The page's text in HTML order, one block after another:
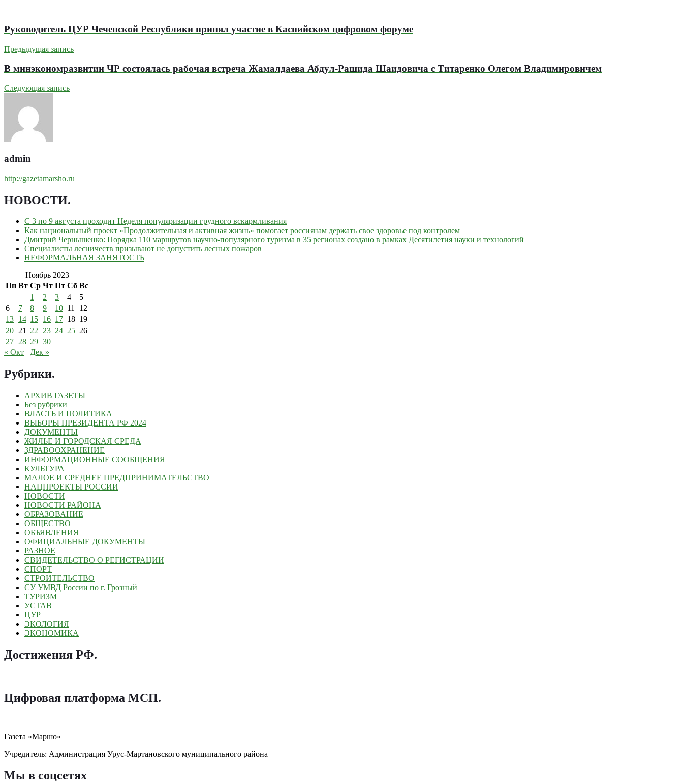
Руководитель ЦУР Чеченской Республики принял участие в Каспийском цифровом форуме
Предыдущая запись
В минэкономразвитии ЧР состоялась рабочая встреча Жамалдаева Абдул-Рашида Шаидовича с Титаренко Олегом Владимировичем
Следующая запись
admin
http://gazetamarsho.ru
НОВОСТИ.
С 3 по 9 августа проходит Неделя популяризации грудного вскармливания
Как национальный проект «Продолжительная и активная жизнь» помогает россиянам держать свое здоровье под контролем
Дмитрий Чернышенко: Порядка 110 маршрутов научно-популярного туризма в 35 регионах создано в рамках Десятилетия науки и технологий
Специалисты лесничеств призывают не допустить лесных пожаров
НЕФОРМАЛЬНАЯ ЗАНЯТОСТЬ
Ноябрь 2023
Пн Вт Ср Чт Пт Сб Вс
1
2 3 4
5
6
7 8 9 10 11
12
13 14 15 16 17 18 19
20 21 22 23 24 25 26
27 28 29 30
« Окт
Дек »
Рубрики.
АРХИВ ГАЗЕТЫ
Без рубрики
ВЛАСТЬ И ПОЛИТИКА
ВЫБОРЫ ПРЕЗИДЕНТА РФ 2024
ДОКУМЕНТЫ
ЖИЛЬЕ И ГОРОДСКАЯ СРЕДА
ЗДРАВООХРАНЕНИЕ
ИНФОРМАЦИОННЫЕ СООБЩЕНИЯ
КУЛЬТУРА
МАЛОЕ И СРЕДНЕЕ ПРЕДПРИНИМАТЕЛЬСТВО
НАЦПРОЕКТЫ РОССИИ
НОВОСТИ
НОВОСТИ РАЙОНА
ОБРАЗОВАНИЕ
ОБЩЕСТВО
ОБЪЯВЛЕНИЯ
ОФИЦИАЛЬНЫЕ ДОКУМЕНТЫ
РАЗНОЕ
СВИДЕТЕЛЬСТВО О РЕГИСТРАЦИИ
СПОРТ
СТРОИТЕЛЬСТВО
СУ УМВД России по г. Грозный
ТУРИЗМ
УСТАВ
ЦУР
ЭКОЛОГИЯ
ЭКОНОМИКА
Достижения РФ.
Цифровая платформа МСП.
Газета «Маршо»
Учредитель: Администрация Урус-Мартановского муниципального района
Мы в соцсетях